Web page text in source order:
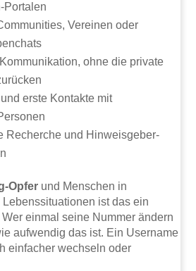
Portalen
Vereinen oder
ohne die private
erste Kontakte mit
Recherche und Hinweisgeber-
Opfer und Menschen in
ist das ein
einmal seine Nummer ändern
aufwendig das ist. Ein Username
einfacher wechseln oder